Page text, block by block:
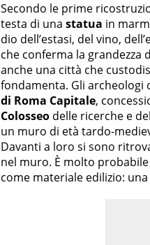
Secondo le prime
testa di una statua in
dio dell’estasi, del vino,
che conferma la grandezza
anche una città che
fondamenta. Gli archeologi
di Roma Capitale,
Colosseo delle ricerche e
un muro di età tardo-
Davanti a loro si sono
nel muro. È molto
come materiale edilizio: